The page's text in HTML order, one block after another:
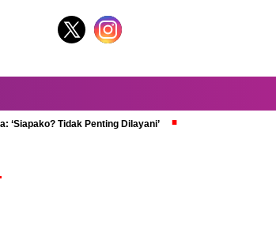
‘Siapako? Tidak Penting Dilayani’